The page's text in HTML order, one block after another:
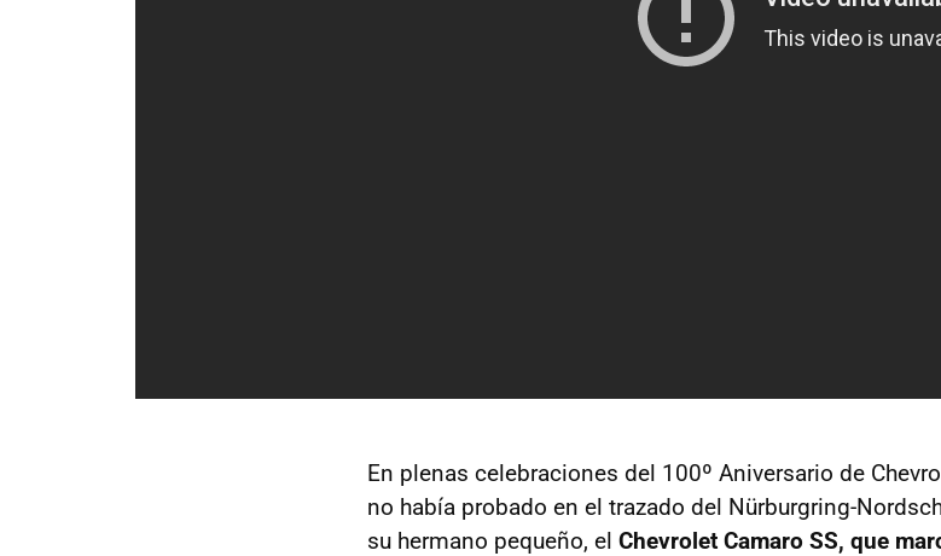
En plenas celebraciones del 100º Aniversario de
no había probado en el trazado del Nürburgring-
su hermano pequeño, el Chevrolet Camaro SS, que